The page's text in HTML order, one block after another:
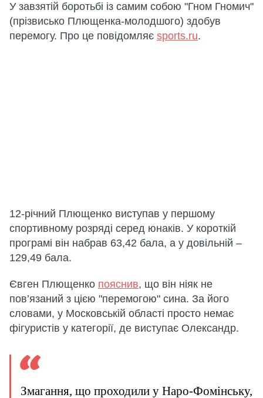
У завзятій боротьбі із самим собою "Гном Гномич"
(прізвисько Плющенка-молодшого) здобув
перемогу. Про це повідомляє sports.ru.
12-річний Плющенко виступав у першому
спортивному розряді серед юнаків. У короткій
програмі він набрав 63,42 бала, а у довільній –
129,49 бала.
Євген Плющенко пояснив, що він ніяк не
пов’язаний з цією "перемогою" сина. За його
словами, у Московській області просто немає
фігуристів у категорії, де виступає Олександр.
Змагання, що проходили у Наро-Фомінську,